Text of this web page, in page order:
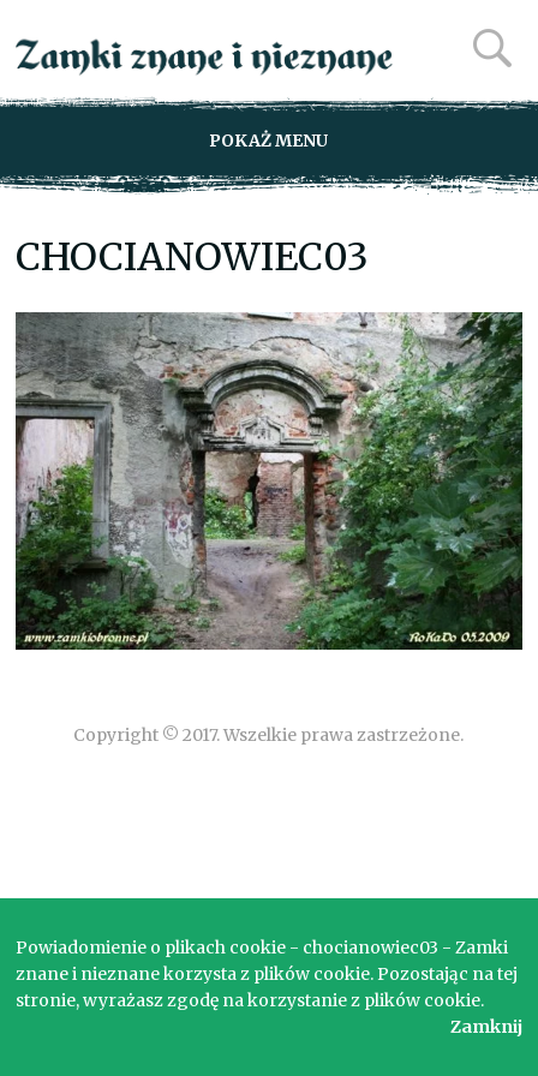
POKAŻ MENU
CHOCIANOWIEC03
Copyright © 2017. Wszelkie prawa zastrzeżone.
Powiadomienie o plikach cookie - chocianowiec03 - Zamki
znane i nieznane korzysta z plików cookie. Pozostając na tej
stronie, wyrażasz zgodę na korzystanie z plików cookie.
Zamknij